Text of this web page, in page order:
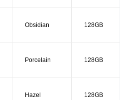
Obsidian 128GB
Porcelain 128GB
Hazel 128GB